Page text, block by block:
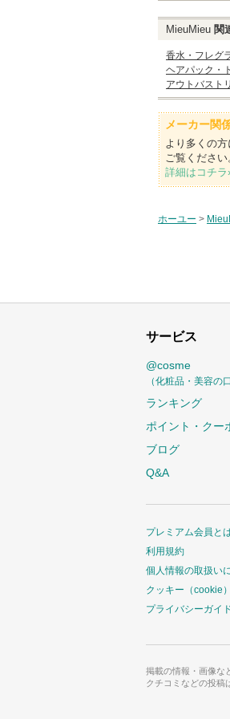
MieuMieu 関
香水・フレグ
ヘアパック・
アウトバスト
メーカー関
より多くの
ご覧ください
詳細はコチラ
ホーユー >
サービス
@cosme
（化粧品・美容の
ランキング
ポイント・クー
ブログ
Q&A
プレミアム会員と
利用規約
個人情報の取扱い
クッキー（cookie
プライバシーガイ
掲載の情報・画像な
クチコミなどの投稿